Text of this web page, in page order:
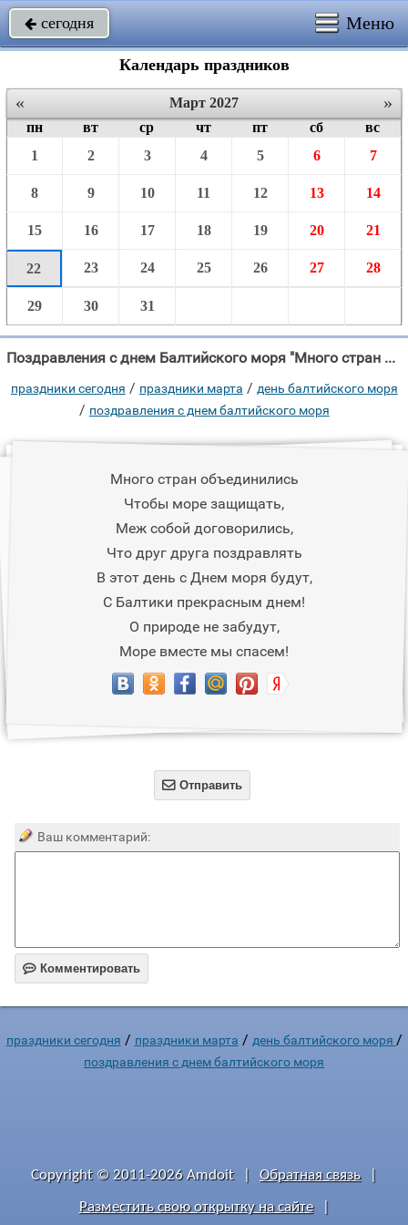
 сегодня Меню
Календарь праздников
« »
Март 2027
пн
вт ср чт пт сб
вс
1
2 3 4 5 6 7
8 9 10 11 12 13 14
15 16 17 18 19 20 21
22 23 24 25 26 27 28
29 30 31
Поздравления с днем Балтийского моря "Много стран объединились Чтобы море защищать, Меж собой договорились, Что друг"
праздники сегодня / праздники марта / день балтийского моря
/ поздравления с днем балтийского моря
Много стран объединились
Чтобы море защищать,
Меж собой договорились,
Что друг друга поздравлять
В этот день с Днем моря будут,
С Балтики прекрасным днем!
О природе не забудут,
Море вместе мы спасем!
 Отправить
Ваш комментарий:
 Комментировать
праздники сегодня / праздники марта / день балтийского моря /
поздравления с днем балтийского моря
Copyright © 2011-2026 Amdoit Обратная связь
Разместить свою открытку на сайте